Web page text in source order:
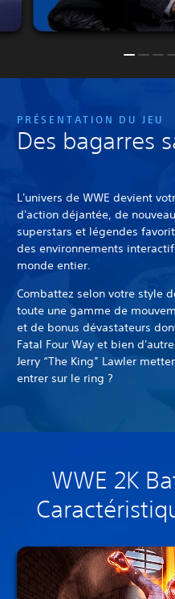
PRÉSENTATION DU JEU
Des bagarres
L'univers de WWE devient
d'action déjantée, de
superstars et légendes
des environnements
monde entier.
Combattez selon votre style
toute une gamme de
et de bonus dévastateurs
Fatal Four Way et bien
Jerry “The King” Lawler
entrer sur le ring ?
WWE 2K